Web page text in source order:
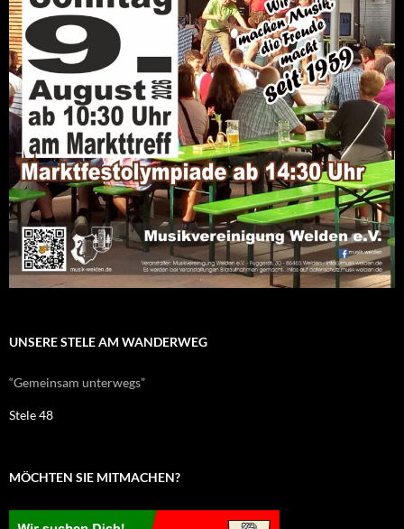
UNSERE STELE AM WANDERWEG
“Gemeinsam unterwegs”
Stele 48
MÖCHTEN SIE MITMACHEN?